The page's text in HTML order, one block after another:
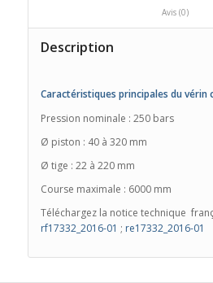
Description
Caractéristiques principales du vérin
Pression nominale : 250 bars
Ø piston : 40 à 320 mm
Ø tige : 22 à 220 mm
Course maximale : 6000 mm
Téléchargez la notice technique
rf17332_2016-01 ; re17332_2016-01